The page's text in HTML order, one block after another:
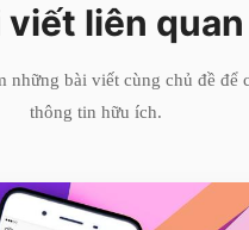
viết liên quan
những bài viết cùng chủ đề để
thông tin hữu ích.